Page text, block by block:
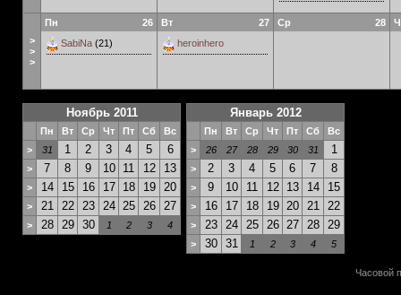
>
>
>
26
Пн
SabiNa (21)
27
Вт
heroinhero
28
Ср
Ноябрь 2011
Пн Вт Ср Чт Пт Сб
Вс
>
31 1 2 3 4 5 6
> 7 8 9 10 11 12 13
> 14 15 16 17 18 19 20
> 21 22 23 24 25 26 27
> 28 29 30 1 2 3 4
Январь 2012
Пн Вт Ср Чт Пт Сб
Вс
>
26 27 28 29 30 31 1
> 2 3 4 5 6 7 8
> 9 10 11 12 13 14 15
> 16 17 18 19 20 21 22
> 23 24 25 26 27 28 29
> 30 31 1 2 3 4 5
Часовой